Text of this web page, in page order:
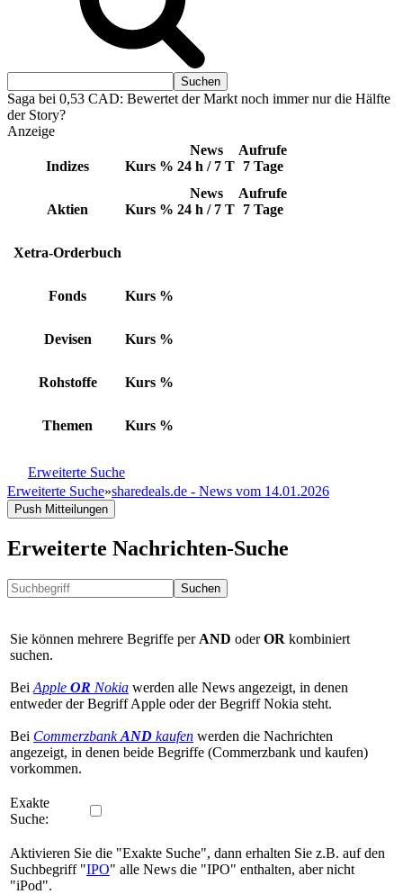
Saga bei 0,53 CAD: Bewertet der Markt noch immer nur die Hälfte
der Story?
Anzeige
Indizes Kurs %
News
24 h / 7 T
Aufrufe
7 Tage
Aktien Kurs %
News
24 h / 7 T
Aufrufe
7 Tage
Xetra-Orderbuch
Fonds Kurs %
Devisen Kurs %
Rohstoffe Kurs %
Themen Kurs %
Erweiterte Suche
Erweiterte Suche»sharedeals.de - News vom 14.01.2026
Push Mitteilungen
Erweiterte Nachrichten-Suche
Suchen
Sie können mehrere Begriffe per AND oderOR kombiniert
suchen.
Bei Apple OR Nokia werden alle News angezeigt, in denen
entweder der Begriff Apple oder der Begriff Nokia steht.
Bei CommerzbankAND kaufen werden die Nachrichten
angezeigt, in denen beide Begriffe (Commerzbank und kaufen)
vorkommen.
Exakte
Suche:
Aktivieren Sie die "Exakte Suche", dann erhalten Sie z.B. auf den
Suchbegriff "IPO" alle News die "IPO" enthalten, aber nicht
"iPod".